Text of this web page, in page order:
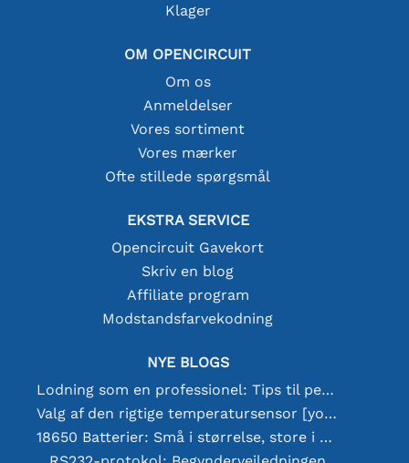
Klager
OM OPENCIRCUIT
Om os
Anmeldelser
Vores sortiment
Vores mærker
Ofte stillede spørgsmål
EKSTRA SERVICE
Opencircuit Gavekort
Skriv en blog
Affiliate program
Modstandsfarvekodning
NYE BLOGS
Lodning som en professionel: Tips til perfekte elektroniske forbindelser
Valg af den rigtige temperatursensor [youtube]
18650 Batterier: Små i størrelse, store i ydeevne